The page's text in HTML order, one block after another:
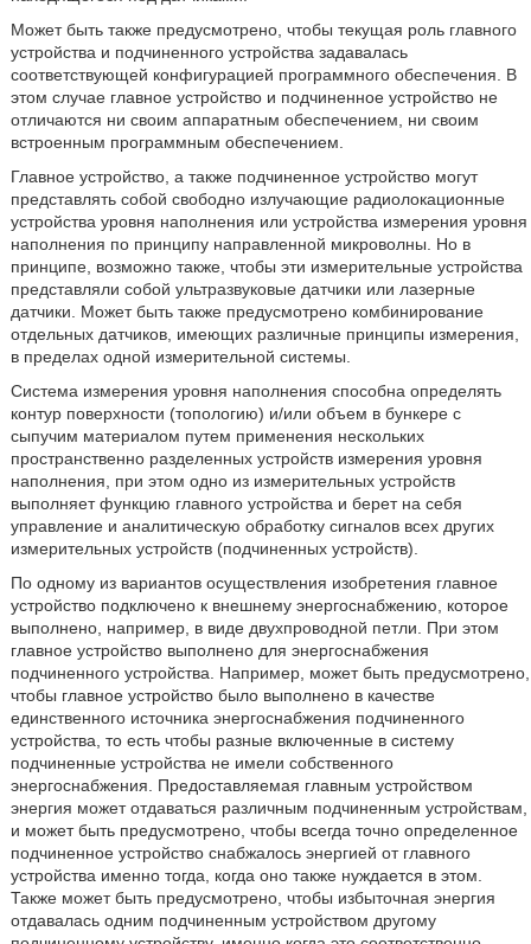
Может быть также предусмотрено, чтобы текущая роль главного
устройства и подчиненного устройства задавалась
соответствующей конфигурацией программного обеспечения. В
этом случае главное устройство и подчиненное устройство не
отличаются ни своим аппаратным обеспечением, ни своим
встроенным программным обеспечением.
Главное устройство, а также подчиненное устройство могут
представлять собой свободно излучающие радиолокационные
устройства уровня наполнения или устройства измерения уровня
наполнения по принципу направленной микроволны. Но в
принципе, возможно также, чтобы эти измерительные устройства
представляли собой ультразвуковые датчики или лазерные
датчики. Может быть также предусмотрено комбинирование
отдельных датчиков, имеющих различные принципы измерения,
в пределах одной измерительной системы.
Система измерения уровня наполнения способна определять
контур поверхности (топологию) и/или объем в бункере с
сыпучим материалом путем применения нескольких
пространственно разделенных устройств измерения уровня
наполнения, при этом одно из измерительных устройств
выполняет функцию главного устройства и берет на себя
управление и аналитическую обработку сигналов всех других
измерительных устройств (подчиненных устройств).
По одному из вариантов осуществления изобретения главное
устройство подключено к внешнему энергоснабжению, которое
выполнено, например, в виде двухпроводной петли. При этом
главное устройство выполнено для энергоснабжения
подчиненного устройства. Например, может быть предусмотрено,
чтобы главное устройство было выполнено в качестве
единственного источника энергоснабжения подчиненного
устройства, то есть чтобы разные включенные в систему
подчиненные устройства не имели собственного
энергоснабжения. Предоставляемая главным устройством
энергия может отдаваться различным подчиненным устройствам,
и может быть предусмотрено, чтобы всегда точно определенное
подчиненное устройство снабжалось энергией от главного
устройства именно тогда, когда оно также нуждается в этом.
Также может быть предусмотрено, чтобы избыточная энергия
отдавалась одним подчиненным устройством другому